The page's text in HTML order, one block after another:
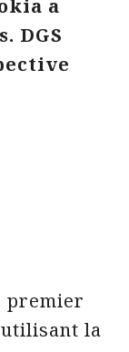
a
DGS
premier
la